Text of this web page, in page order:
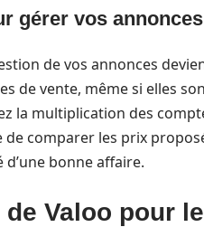
gérer vos annonces
de vos annonces
de vente, même si elles
la multiplication des
de comparer les prix
d’une bonne affaire.
de Valoo pour